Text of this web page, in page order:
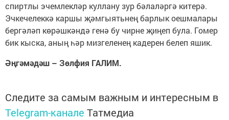
спиртлы эчемлекләр куллану зур бәлаләргә китерә.
Эчкечелеккә каршы җәмгыятьнең барлык оешмалары
бергәләп көрәшкәндә генә бу чирне җиңеп була. Гомер
бик кыска, аның һәр мизгеленең кадерен белеп яшик.
Әңгәмәдәш – Зөлфия ГАЛИМ.
Следите за самым важным и интересным в
Telegram-канале Татмедиа